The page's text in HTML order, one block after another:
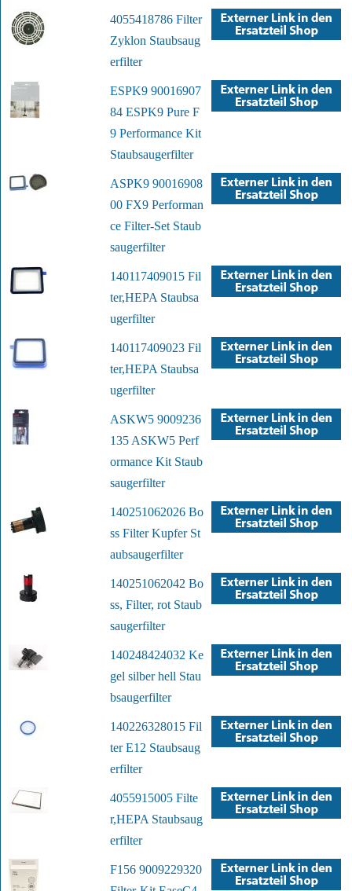
4055418786 Filter
Zyklon Staubsaug
erfilter
ESPK9 90016907
84 ESPK9 Pure F
9 Performance Kit
Staubsaugerfilter
ASPK9 90016908
00 FX9 Performan
ce Filter-Set Staub
saugerfilter
140117409015 Fil
ter,HEPA Staubsa
ugerfilter
140117409023 Fil
ter,HEPA Staubsa
ugerfilter
ASKW5 9009236
135 ASKW5 Perf
ormance Kit Staub
saugerfilter
140251062026 Bo
ss Filter Kupfer St
aubsaugerfilter
140251062042 Bo
ss, Filter, rot Staub
saugerfilter
140248424032 Ke
gel silber hell Stau
bsaugerfilter
140226328015 Fil
ter E12 Staubsaug
erfilter
4055915005 Filte
r,HEPA Staubsaug
erfilter
F156 9009229320